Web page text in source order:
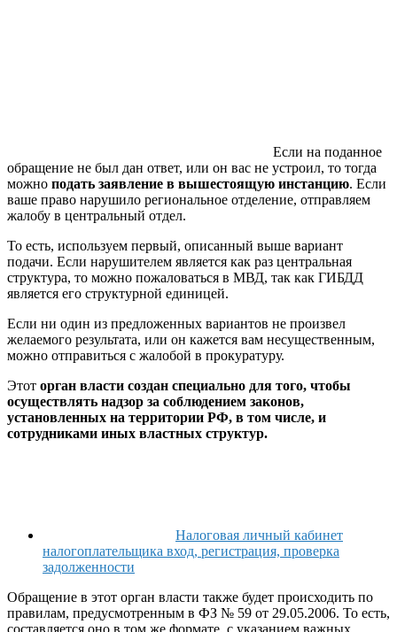
Если на поданное
обращение не был дан ответ, или он вас не устроил, то тогда
можно подать заявление в вышестоящую инстанцию. Если
ваше право нарушило региональное отделение, отправляем
жалобу в центральный отдел.
То есть, используем первый, описанный выше вариант
подачи. Если нарушителем является как раз центральная
структура, то можно пожаловаться в МВД, так как ГИБДД
является его структурной единицей.
Если ни один из предложенных вариантов не произвел
желаемого результата, или он кажется вам несущественным,
можно отправиться с жалобой в прокуратуру.
Этот орган власти создан специально для того, чтобы
осуществлять надзор за соблюдением законов,
установленных на территории РФ, в том числе, и
сотрудниками иных властных структур.
Налоговая личный кабинет
налогоплательщика вход, регистрация, проверка
задолженности
Обращение в этот орган власти также будет происходить по
правилам, предусмотренным в ФЗ № 59 от 29.05.2006. То есть,